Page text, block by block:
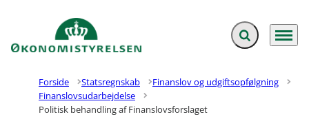
Gå til forsiden Fold søgefelt ud
Menu
Forside Statsregnskab
Finanslov og udgiftsopfølgning
Finanslovsudarbejdelse
Politisk behandling af Finanslovsforslaget